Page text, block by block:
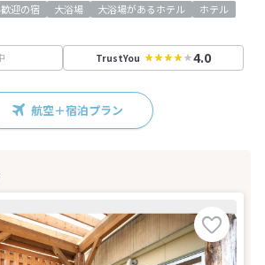
迎の宿 大浴場 大浴場があるホテル
ホテル
TrustYou 4.0
航空＋宿泊プラン